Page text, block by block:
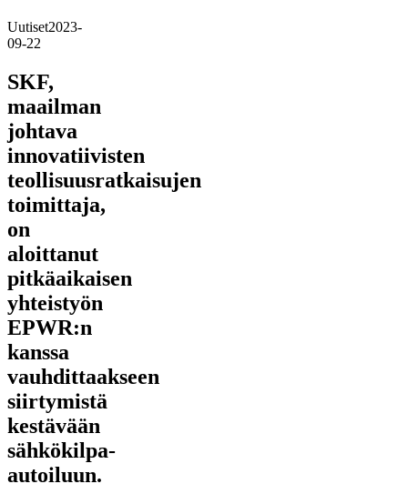
Uutiset2023-
09-22
SKF,
maailman
johtava
innovatiivisten
teollisuusratkaisujen
toimittaja,
on
aloittanut
pitkäaikaisen
yhteistyön
EPWR:n
kanssa
vauhdittaakseen
siirtymistä
kestävään
sähkökilpa-
autoiluun.